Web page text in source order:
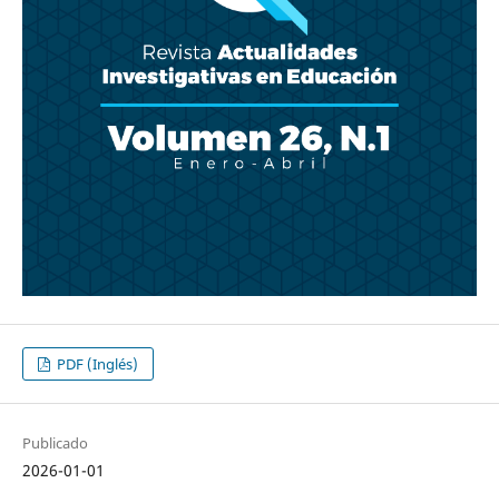
PDF (Inglés)
Publicado
2026-01-01